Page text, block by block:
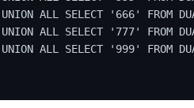
UNION ALL SELECT '666' FROM
UNION ALL SELECT '777' FROM
UNION ALL SELECT '999' FROM